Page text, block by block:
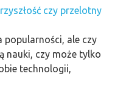
czy przelotny
popularności, ale czy
nauki, czy może tylko
technologii,